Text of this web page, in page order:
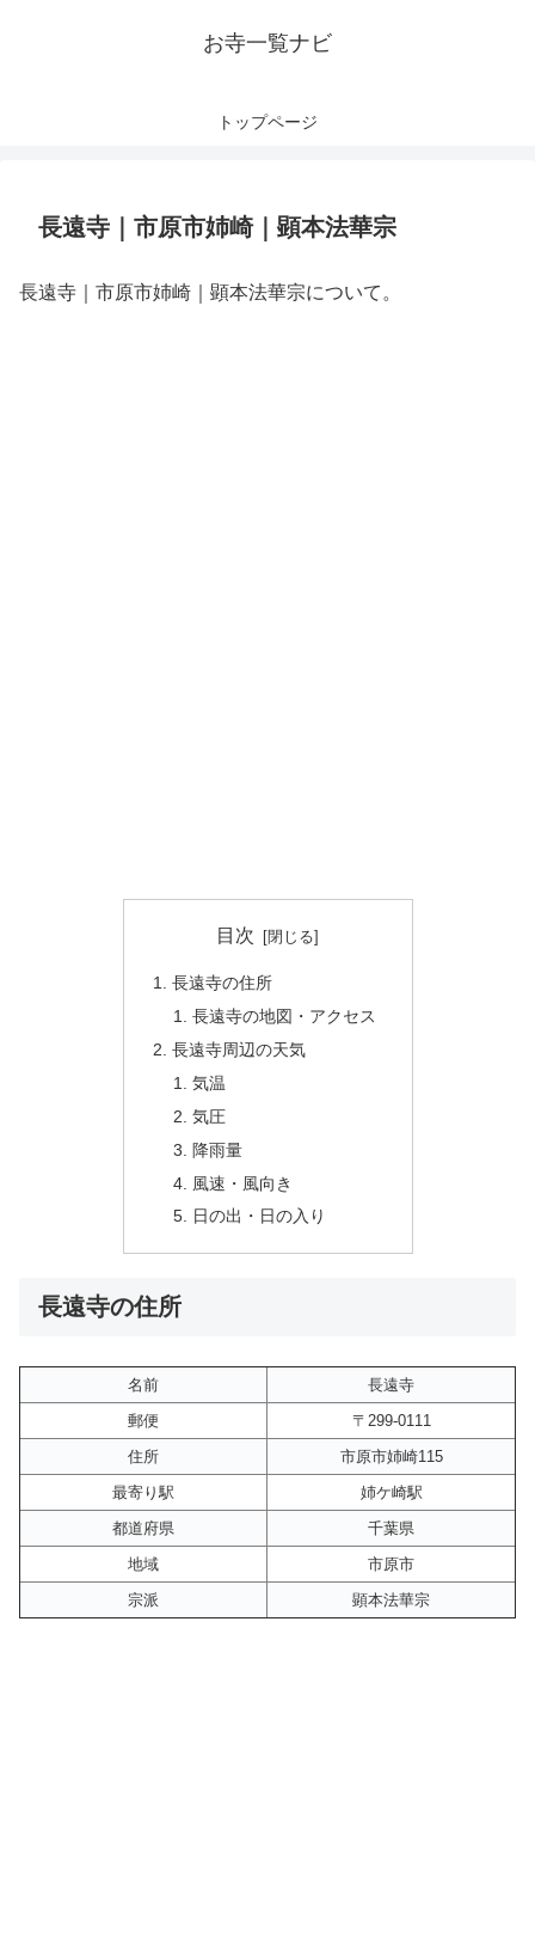
お寺一覧ナビ
トップページ
長遠寺｜市原市姉崎｜顕本法華宗
長遠寺｜市原市姉崎｜顕本法華宗について。
目次
長遠寺の住所
長遠寺の地図・アクセス
長遠寺周辺の天気
気温
気圧
降雨量
風速・風向き
日の出・日の入り
長遠寺の住所
名前
長遠寺
郵便
〒299-0111
住所
市原市姉崎115
最寄り駅
姉ケ崎駅
都道府県
千葉県
地域
市原市
宗派
顕本法華宗